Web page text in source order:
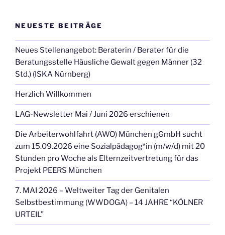
NEUESTE BEITRÄGE
Neues Stellenangebot: Beraterin / Berater für die
Beratungsstelle Häusliche Gewalt gegen Männer (32
Std.) (ISKA Nürnberg)
Herzlich Willkommen
LAG-Newsletter Mai / Juni 2026 erschienen
Die Arbeiterwohlfahrt (AWO) München gGmbH sucht
zum 15.09.2026 eine Sozialpädagog*in (m/w/d) mit 20
Stunden pro Woche als Elternzeitvertretung für das
Projekt PEERS München
7. MAI 2026 – Weltweiter Tag der Genitalen
Selbstbestimmung (WWDOGA) – 14 JAHRE “KÖLNER
URTEIL”